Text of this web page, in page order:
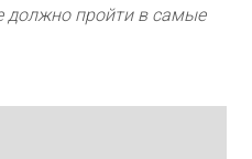
должно пройти в самые